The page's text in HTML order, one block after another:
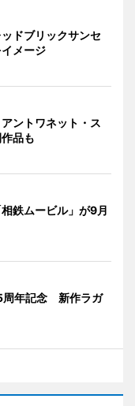
ドブリックサンセ
メージ
ントワネット・ス
品も
鉄ムービル」が9月
周年記念 新作ラガ